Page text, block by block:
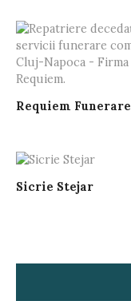
Requiem Funerare
Sicrie Stejar